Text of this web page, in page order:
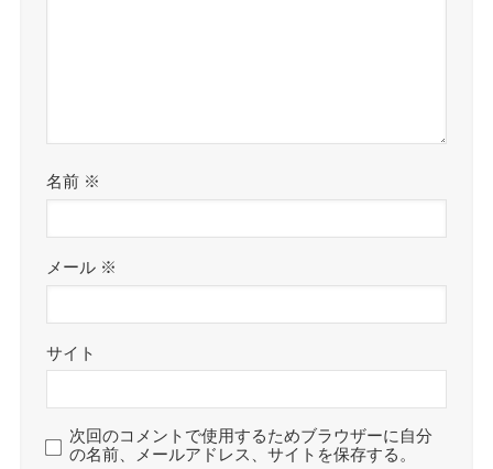
名前 ※
メール ※
サイト
次回のコメントで使用するためブラウザーに自分
の名前、メールアドレス、サイトを保存する。